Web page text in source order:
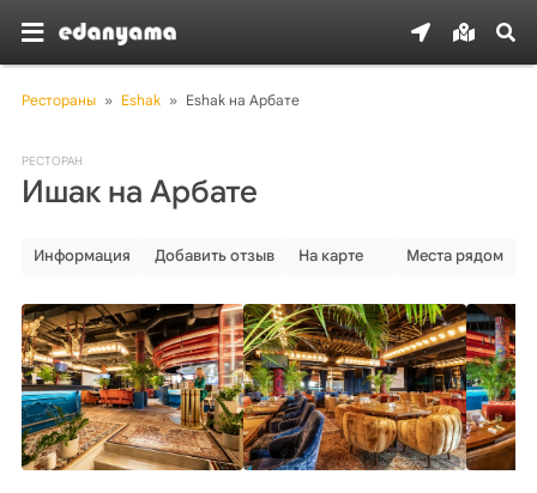
Рестораны » Eshak » Eshak на Арбате
РЕСТОРАН
Ишак на Арбате
Информация Добавить отзыв На карте Места рядом